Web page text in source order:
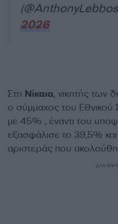
2026
Στη Νίκαια, νικητής των
ο σύμμαχος του Εθνικού
με 45% , έναντι του
εξασφάλισε το 39,5%
αριστεράς που